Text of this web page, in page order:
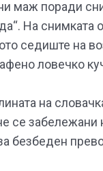
маж поради
На снимката
седиште на
ловечко
на
се
безбеден